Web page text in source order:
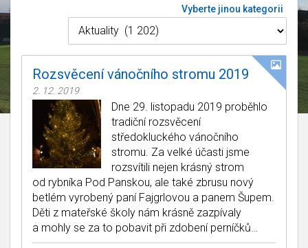
Vyberte jinou kategorii
Rozsvěcení vánočního stromu 2019
2. 12. 2019
Dne 29. listopadu 2019 proběhlo
tradiční rozsvěcení
středokluckého vánočního
stromu. Za velké účasti jsme
rozsvítili nejen krásný strom
od rybníka Pod Panskou, ale také zbrusu nový
betlém vyrobený paní Fajgrlovou a panem Šupem.
Děti z mateřské školy nám krásně zazpívaly
a mohly se za to pobavit při zdobení perníčků…